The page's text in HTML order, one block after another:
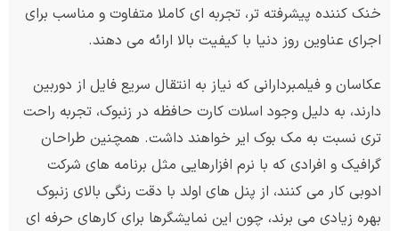
خنک کننده پیشرفته تر، تجربه ای کاملا متفاوت و مناسب برای
اجرای عناوین روز دنیا با کیفیت بالا ارائه می دهند.
عکاسان و فیلمبردارانی که نیاز به انتقال سریع فایل از دوربین
دارند، به دلیل وجود اسلات کارت حافظه در زنبوک، تجربه راحت
تری نسبت به مک بوک ایر خواهند داشت. همچنین طراحان
گرافیک و افرادی که با نرم افزارهایی مثل برنامه های شرکت
ادوبی کار می کنند، از پنل های اولد با دقت رنگی بالای زنبوک
بهره زیادی می برند، چون این نمایشگرها برای کارهای حرفه ای